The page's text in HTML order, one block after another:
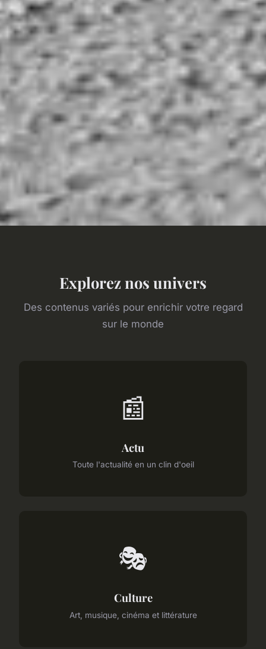
Explorez nos univers
Des contenus variés pour enrichir votre regard
sur le monde
📰
Actu
Toute l'actualité en un clin d'oeil
🎭
Culture
Art, musique, cinéma et littérature